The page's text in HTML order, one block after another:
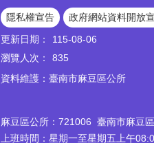
隱私權宣告
政府網站資料開放
更新日期：
115-08-06
瀏覽人次：
835
資料維護：臺南市麻豆區公所
麻豆區公所：721006 臺南市麻豆
上班時間：星期一至星期五上午